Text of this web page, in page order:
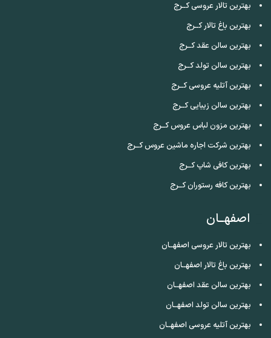
بهترین تالار عروسی کــرج
بهترین باغ تالار کــرج
بهترین سالن عقد کــرج
بهترین سالن تولد کــرج
بهترین آتلیه عروسی کــرج
بهترین سالن زیبایی کــرج
بهترین مزون لباس عروس کــرج
بهترین شرکت اجاره ماشین عروس کــرج
بهترین کافی شاپ کــرج
بهترین کافه رستوران کــرج
اصفهــان
بهترین تالار عروسی اصفهــان
بهترین باغ تالار اصفهــان
بهترین سالن عقد اصفهــان
بهترین سالن تولد اصفهــان
بهترین آتلیه عروسی اصفهــان